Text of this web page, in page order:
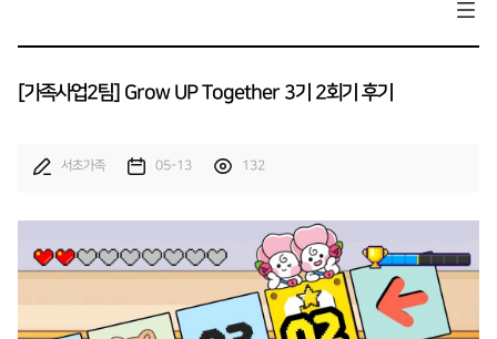
[가족사업2팀] Grow UP Together 3기 2회기 후기
서초가족 05-13 132